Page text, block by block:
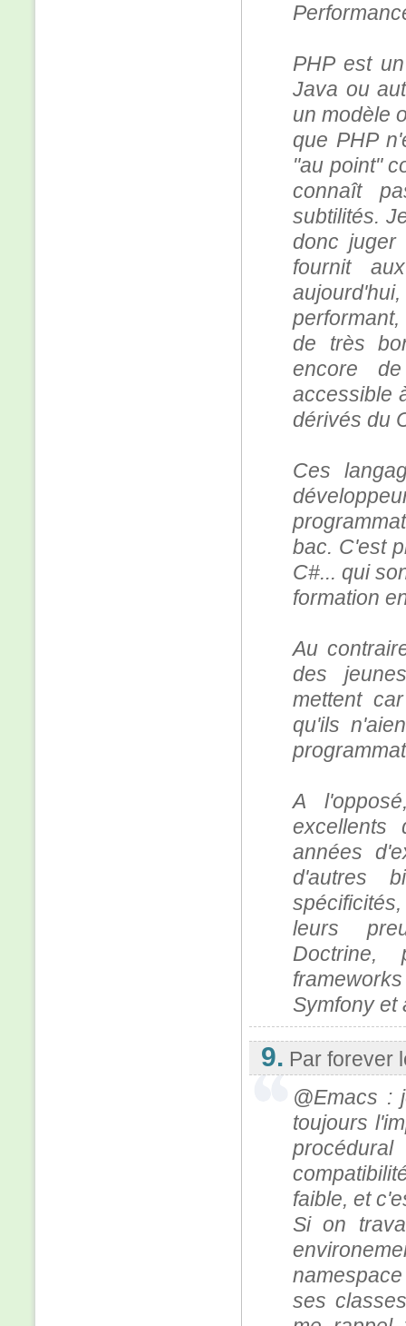
PHP est
Java ou
un modèle
que PHP
"au point"
connaît
subtilités.
donc
fournit
de très
encore
accessible
dérivés du
Ces
bac. C'est
C#... qui
formation
Au
des
mettent
qu'ils
A
excellents
années
d'autres
leurs
Doctrine,
Symfony et
9. Par forever
@Emacs :
toujours
faible, et
Si on
ses